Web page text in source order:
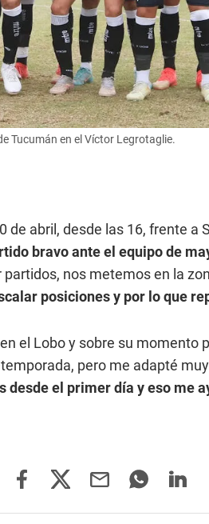
Tucumán en el Víctor Legrotaglie.
de abril, desde las 16, frente a
bravo ante el equipo de
nos metemos en la
posiciones y por lo que
el Lobo y sobre su momento
pero me adapté
el primer día y eso me